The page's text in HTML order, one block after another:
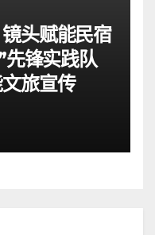
头赋能民宿
锋实践队
旅宣传